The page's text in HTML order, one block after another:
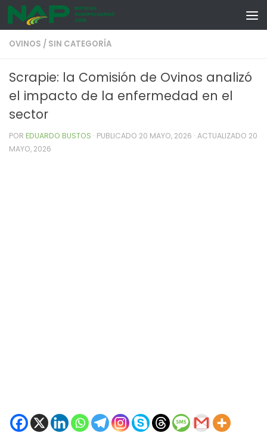
Skip to content
OVINOS / SIN CATEGORÍA
Scrapie: la Comisión de Ovinos analizó
el impacto de la enfermedad en el
sector
POR EDUARDO BUSTOS · PUBLICADO 20 MAYO, 2026 · ACTUALIZADO 20
MAYO, 2026